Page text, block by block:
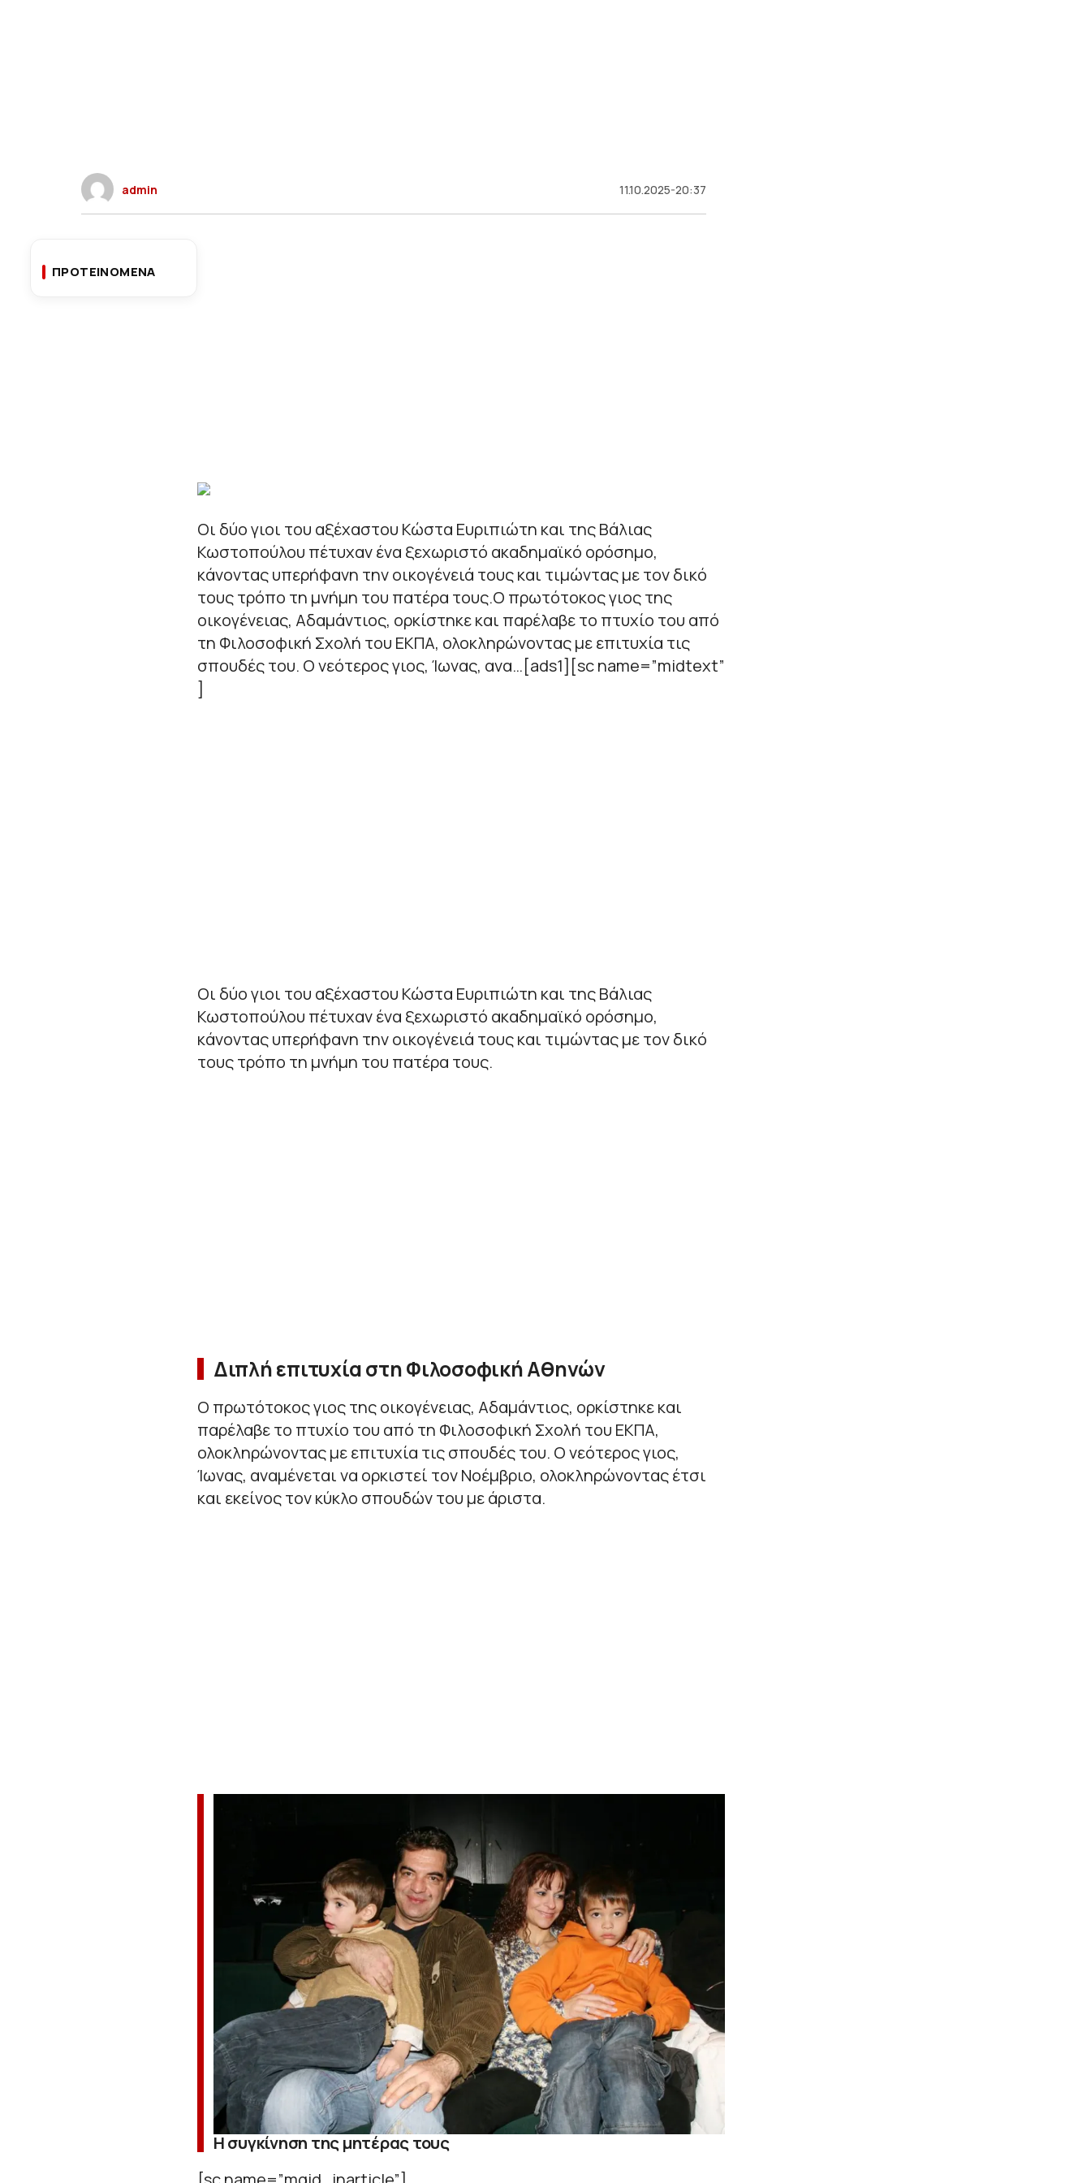
admin 11.10.2025-20:37
ΠΡΟΤΕΙΝΟΜΕΝΑ
Οι δύο γιοι του αξέχαστου Κώστα Ευριπιώτη και της Βάλιας
Κωστοπούλου πέτυχαν ένα ξεχωριστό ακαδημαϊκό ορόσημο,
κάνοντας υπερήφανη την οικογένειά τους και τιμώντας με τον δικό
τους τρόπο τη μνήμη του πατέρα τους.Ο πρωτότοκος γιος της
οικογένειας, Αδαμάντιος, ορκίστηκε και παρέλαβε το πτυχίο του από
τη Φιλοσοφική Σχολή του ΕΚΠΑ, ολοκληρώνοντας με επιτυχία τις
σπουδές του. Ο νεότερος γιος, Ίωνας, ανα…[ads1][sc name=”midtext”
]
Οι δύο γιοι του αξέχαστου Κώστα Ευριπιώτη και της Βάλιας
Κωστοπούλου πέτυχαν ένα ξεχωριστό ακαδημαϊκό ορόσημο,
κάνοντας υπερήφανη την οικογένειά τους και τιμώντας με τον δικό
τους τρόπο τη μνήμη του πατέρα τους.
Διπλή επιτυχία στη Φιλοσοφική Αθηνών
Ο πρωτότοκος γιος της οικογένειας, Αδαμάντιος, ορκίστηκε και
παρέλαβε το πτυχίο του από τη Φιλοσοφική Σχολή του ΕΚΠΑ,
ολοκληρώνοντας με επιτυχία τις σπουδές του. Ο νεότερος γιος,
Ίωνας, αναμένεται να ορκιστεί τον Νοέμβριο, ολοκληρώνοντας έτσι
και εκείνος τον κύκλο σπουδών του με άριστα.
Η συγκίνηση της μητέρας τους